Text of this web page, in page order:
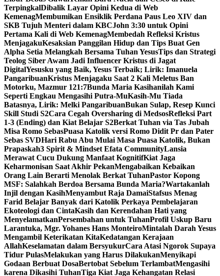
TerpingkalDibalik Layar Opini Kedua di Web
KemenagMembumikan Ensiklik Perdana Paus Leo XIV dan
SKB Tujuh Menteri dalam KBCJohn 3:30 untuk Opini
Pertama Kali di Web KemenagMembedah Refleksi Kristus
MenjagakuKesaksian Panggilan Hidup dan Tips Buat Gen
Alpha Setia Melangkah Bersama Tuhan YesusTips dan Strategi
Teolog Siber Awam Jadi Influencer Kristus di Jagat
DigitalYesusku yang Baik, Yesus Terbaik; Lirik: Imanuela
PangaribuanKristus Menjagaku Saat 2 Kali Meletus Ban
Motorku, Mazmur 121:7Bunda Maria Kasihanilah Kami
Seperti Engkau Mengasihi Putra-MuKasih-Mu Tiada
Batasnya, Lirik: Melki PangaribuanBukan Sulap, Resep Kunci
Skill Studi S2Cara Cegah Oversharing di MedsosRefleksi Part
1-3 (Ending) dan Kiat Belajar S2Berkat Tuhan via Tas Jubah
Misa Romo SebasPuasa Katolik versi Romo Didit Pr dan Pater
Sebas SVDHari Rabu Abu Mulai Masa Puasa Katolik, Bukan
Prapaskah3 Spirit & Mindset Efata CommunityLansia
Merawat Cucu Dukung Manfaat KognitifKiat Jaga
Keharmonisan Saat Akhir PekanMengabaikan Kebaikan
Orang Lain Berarti Menolak Berkat TuhanPastor Kopong
MSF: Salahkah Berdoa Bersama Bunda Maria?Wartakanlah
Injil dengan KasihMenyambut Raja DamaiStafsus Menag
Farid Belajar Banyak dari Katolik Perkaya Pembelajaran
Ekoteologi dan CintaKasih dan Kerendahan Hati yang
MenyelamatkanPersembahan untuk TuhanProfil Uskup Baru
Larantuka, Mgr. Yohanes Hans MonteiroMintalah Darah Yesus
Mengambil Keterikatan KitaKedatangan Kerajaan
AllahKeselamatan dalam BersyukurCara Atasi Ngorok Supaya
Tidur PulasMelakukan yang Harus DilakukanMenyikapi
Godaan Berbuat DosaBertobat Sebelum TerlambatMengasihi
karena Dikasihi TuhanTiga Kiat Jaga Kehangatan Relasi